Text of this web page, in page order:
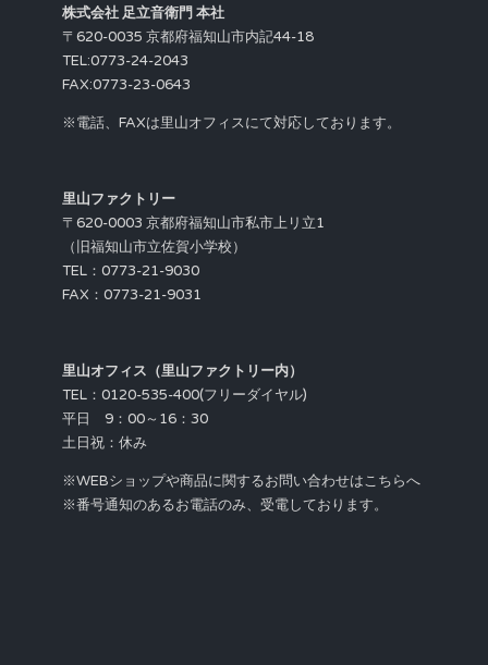
株式会社 足立音衛門 本社
〒620-0035 京都府福知山市内記44-18
TEL:0773-24-2043
FAX:0773-23-0643
※電話、FAXは里山オフィスにて対応しております。
里山ファクトリー
〒620-0003 京都府福知山市私市上リ立1
（旧福知山市立佐賀小学校）
TEL：0773-21-9030
FAX：0773-21-9031
里山オフィス（里山ファクトリー内）
TEL：0120-535-400(フリーダイヤル)
平日 9：00～16：30
土日祝：休み
※WEBショップや商品に関するお問い合わせはこちらへ
※番号通知のあるお電話のみ、受電しております。